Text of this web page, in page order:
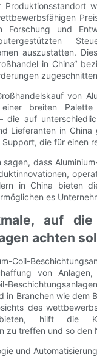
Produktionsstandort
Forschung und
auszustatten.
in China“
von
breiten Palette
die auf
Lieferanten in
die für einen
dass
in China bieten
es
auf
achten
Coil-
von
in Branchen wie dem
des
hilft die
zu treffen und so
und Automatisierung